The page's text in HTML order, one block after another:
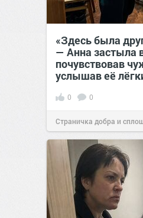
«Здесь была
— Анна застыла
почувствовав
услышав её
0 0
Страничка добра и
позитива!13:38Вчера